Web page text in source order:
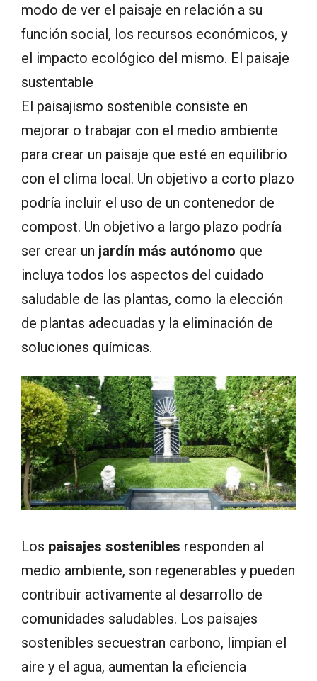
modo de ver el paisaje en relación a su
función social, los recursos económicos, y
el impacto ecológico del mismo. El paisaje
sustentable
El paisajismo sostenible consiste en
mejorar o trabajar con el medio ambiente
para crear un paisaje que esté en equilibrio
con el clima local. Un objetivo a corto plazo
podría incluir el uso de un contenedor de
compost. Un objetivo a largo plazo podría
ser crear un jardín más autónomo que
incluya todos los aspectos del cuidado
saludable de las plantas, como la elección
de plantas adecuadas y la eliminación de
soluciones químicas.
Los paisajes sostenibles responden al
medio ambiente, son regenerables y pueden
contribuir activamente al desarrollo de
comunidades saludables. Los paisajes
sostenibles secuestran carbono, limpian el
aire y el agua, aumentan la eficiencia